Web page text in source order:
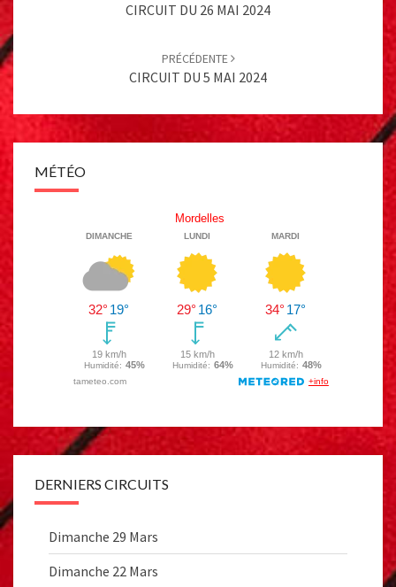
CIRCUIT DU 26 MAI 2024
PRÉCÉDENTE
CIRCUIT DU 5 MAI 2024
MÉTÉO
DERNIERS CIRCUITS
Dimanche 29 Mars
Dimanche 22 Mars